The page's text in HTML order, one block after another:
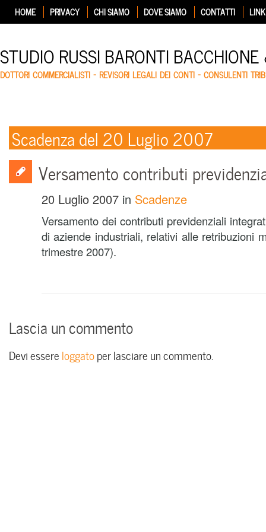
HOME PRIVACY CHI SIAMO DOVE SIAMO CONTATTI LINK
STUDIO RUSSI BARONTI
DOTTORI COMMERCIALISTI – REVISORI LEGALI DEI CONTI – CONSULENTI
Scadenza del 20 Luglio 2007
Versamento contributi
20 Luglio 2007 in Scadenze
Versamento dei contributi previdenziali
di aziende industriali, relativi alle retribuzioni
trimestre 2007).
Lascia un commento
Devi essere loggatoper lasciare un commento.